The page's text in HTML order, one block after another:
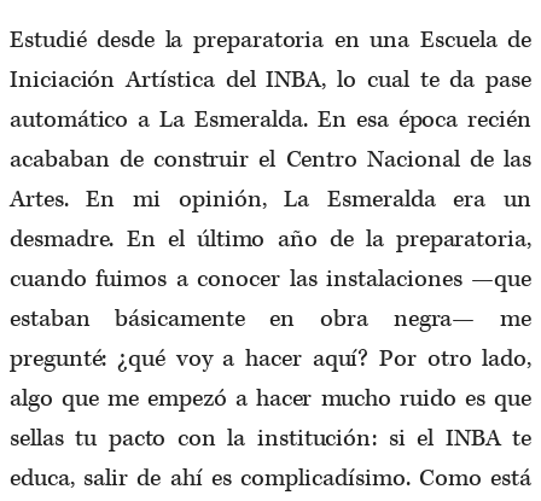
Estudié desde la preparatoria en una Escuela de
Iniciación Artística del INBA, lo cual te da pase
automático a La Esmeralda. En esa época recién
acababan de construir el Centro Nacional de las
Artes. En mi opinión, La Esmeralda era un
desmadre. En el último año de la preparatoria,
cuando fuimos a conocer las instalaciones —que
estaban básicamente en obra negra— me
pregunté: ¿qué voy a hacer aquí? Por otro lado,
algo que me empezó a hacer mucho ruido es que
sellas tu pacto con la institución: si el INBA te
educa, salir de ahí es complicadísimo. Como está